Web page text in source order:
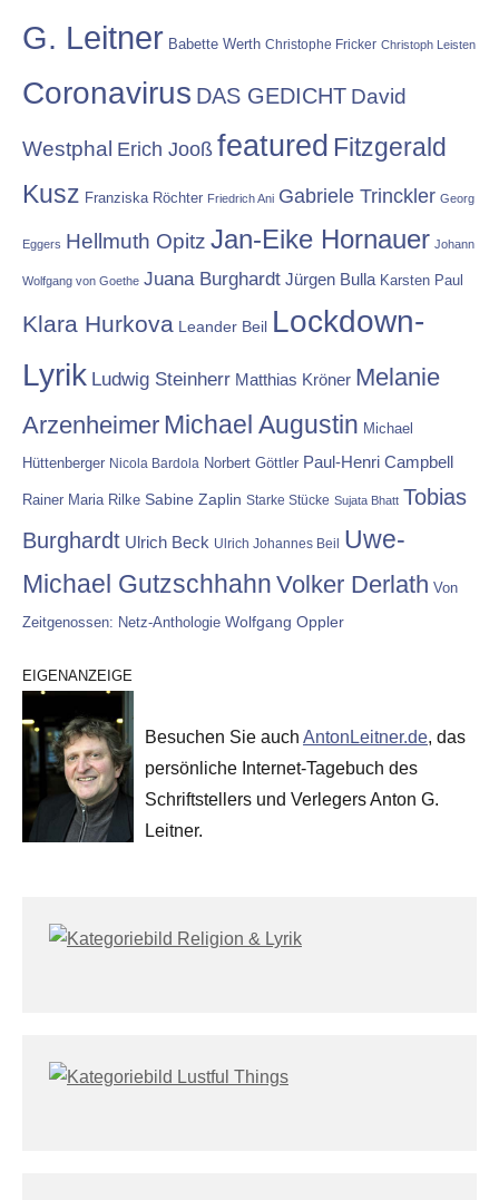
G. Leitner Babette Werth Christophe Fricker Christoph Leisten
Coronavirus DAS GEDICHT David
Westphal Erich Jooß featured Fitzgerald
Kusz Franziska Röchter Friedrich Ani Gabriele Trinckler Georg
Eggers Hellmuth Opitz Jan-Eike Hornauer Johann
Wolfgang von Goethe Juana Burghardt Jürgen Bulla Karsten Paul
Klara Hurkova Leander Beil Lockdown-
Lyrik Ludwig Steinherr Matthias Kröner Melanie
Arzenheimer Michael Augustin Michael
Hüttenberger Nicola Bardola Norbert Göttler Paul-Henri Campbell
Rainer Maria Rilke Sabine Zaplin Starke Stücke Sujata Bhatt Tobias
Burghardt Ulrich Beck Ulrich Johannes Beil Uwe-
Michael Gutzschhahn Volker Derlath Von
Zeitgenossen: Netz-Anthologie Wolfgang Oppler
EIGENANZEIGE
Besuchen Sie auch AntonLeitner.de, das
persönliche Internet-Tagebuch des
Schriftstellers und Verlegers Anton G.
Leitner.